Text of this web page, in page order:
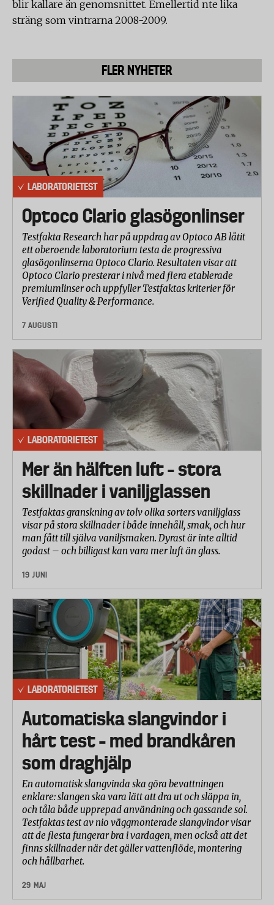
blir kallare än genomsnittet. Emellertid nte lika
sträng som vintrarna 2008-2009.
FLER NYHETER
LABORATORIETEST
Optoco Clario glasögonlinser
Testfakta Research har på uppdrag av Optoco AB låtit
ett oberoende laboratorium testa de progressiva
glasögonlinserna Optoco Clario. Resultaten visar att
Optoco Clario presterar i nivå med flera etablerade
premiumlinser och uppfyller Testfaktas kriterier för
Verified Quality & Performance.
7 AUGUSTI
LABORATORIETEST
Mer än hälften luft – stora
skillnader i vaniljglassen
Testfaktas granskning av tolv olika sorters vaniljglass
visar på stora skillnader i både innehåll, smak, och hur
man fått till själva vaniljsmaken. Dyrast är inte alltid
godast – och billigast kan vara mer luft än glass.
19 JUNI
LABORATORIETEST
Automatiska slangvindor i
hårt test – med brandkåren
som draghjälp
En automatisk slangvinda ska göra bevattningen
enklare: slangen ska vara lätt att dra ut och släppa in,
och tåla både upprepad användning och gassande sol.
Testfaktas test av nio väggmonterade slangvindor visar
att de flesta fungerar bra i vardagen, men också att det
finns skillnader när det gäller vattenflöde, montering
och hållbarhet.
29 MAJ